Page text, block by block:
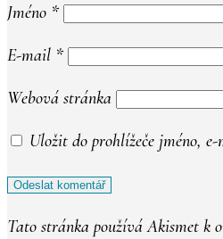
Jméno *
E-mail *
Webová stránka
Uložit do prohlížeče jméno,
Tato stránka používá Akismet k